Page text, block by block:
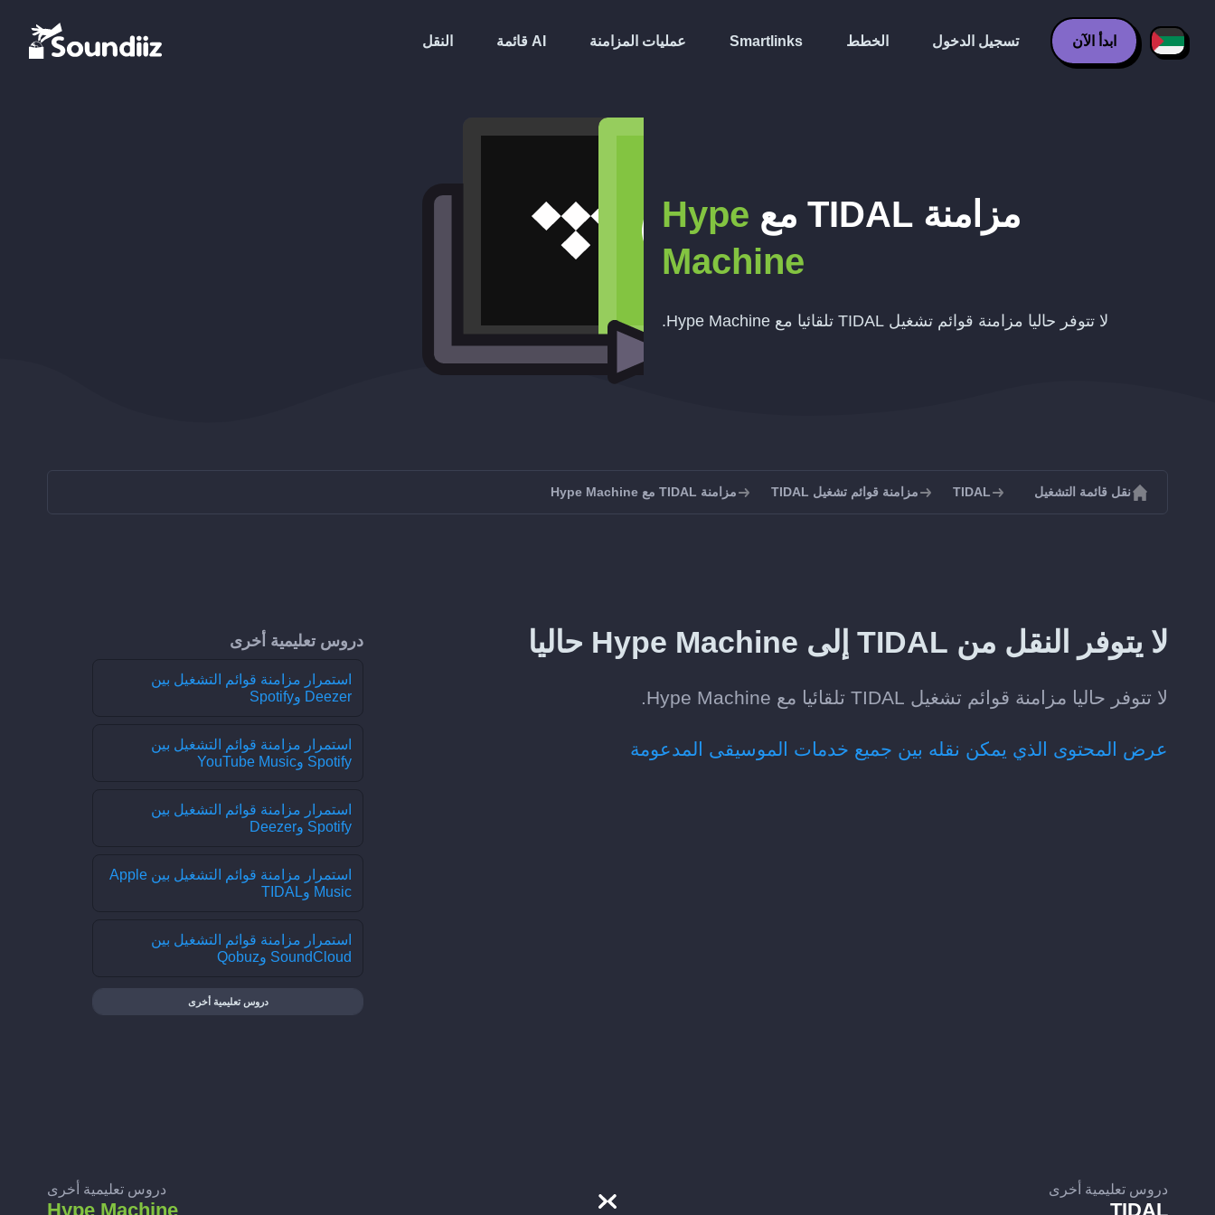
النقل قائمة AI عمليات المزامنة Smartlinks الخطط تسجيل الدخول ابدأ الآن
مزامنة TIDAL مع Hype
Machine
لا تتوفر حاليا مزامنة قوائم تشغيل TIDAL تلقائيا مع Hype Machine.
نقل قائمة التشغيل TIDAL مزامنة قوائم تشغيل TIDAL مزامنة TIDAL مع Hype Machine
لا يتوفر النقل من TIDAL إلى Hype Machine حاليا
لا تتوفر حاليا مزامنة قوائم تشغيل TIDAL تلقائيا مع Hype Machine.
عرض المحتوى الذي يمكن نقله بين جميع خدمات الموسيقى المدعومة
دروس تعليمية أخرى
استمرار مزامنة قوائم التشغيل بين
Deezer وSpotify
استمرار مزامنة قوائم التشغيل بين
Spotify وYouTube Music
استمرار مزامنة قوائم التشغيل بين
Spotify وDeezer
استمرار مزامنة قوائم التشغيل بين Apple
Music وTIDAL
استمرار مزامنة قوائم التشغيل بين
SoundCloud وQobuz
دروس تعليمية أخرى
دروس تعليمية أخرى
TIDAL
دروس تعليمية أخرى
Hype Machine